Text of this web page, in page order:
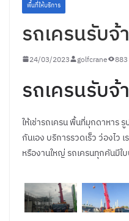
พื้นที่ให้บริการ
รถเครนรับจ้
24/03/2023 golfcrane 883
รถเครนรับจ้
ให้เช่ารถเครน พื้นที่มุกดาหาร
กันเอง บริการรวดเร็ว ว่องไว
หรืองานใหญ่ รถเครนทุกคันมีใ